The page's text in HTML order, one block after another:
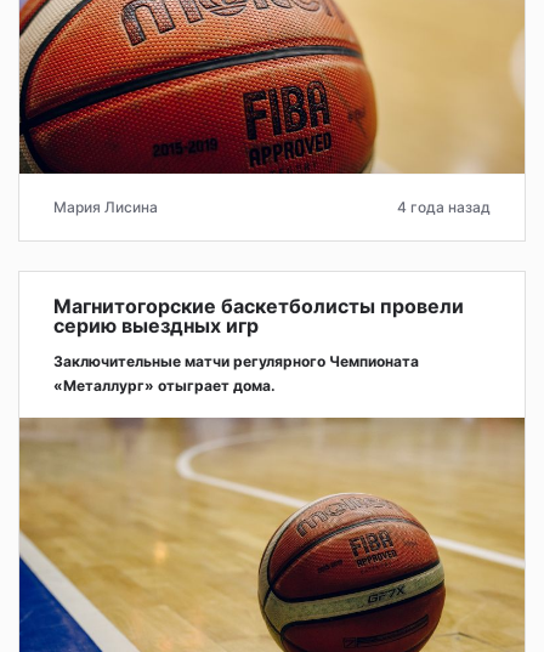
Мария Лисина 4 года назад
Магнитогорские баскетболисты провели
серию выездных игр
Заключительные матчи регулярного Чемпионата
«Металлург» отыграет дома.